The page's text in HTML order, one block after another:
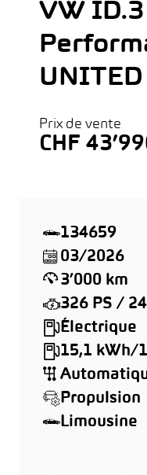
VW ID.3
UNITED
Prix de vente
CHF
134659
03/2026
3’000 km
326 PS /
Électrique
15,1 kWh/
Propulsion
Limousine